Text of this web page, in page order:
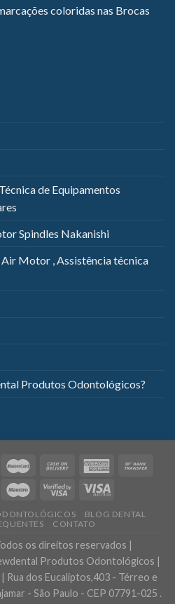
coloridas nas Brocas
de Equipamentos
Spindles Nakanishi
Motor , Assistência técnica
Produtos Odontológicos?
BLOG DENTAL
CONTATO
os direitos reservados |
Produtos Odontológicos |
Rua dos Eucaliptos,403 - Térreo e
- São Paulo - CEP 07791-025 .